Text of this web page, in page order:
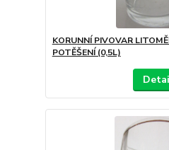
KORUNNÍ PIVOVAR
POTĚŠENÍ (0,5L)